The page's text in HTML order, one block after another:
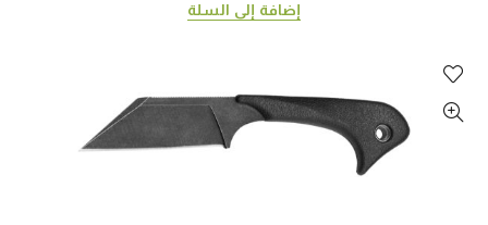
إضافة إلى السلة